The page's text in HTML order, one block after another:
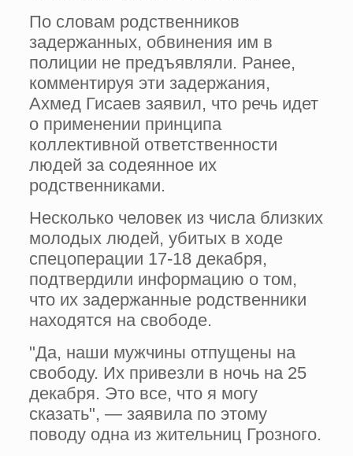
По словам родственников
задержанных, обвинения им в
полиции не предъявляли. Ранее,
комментируя эти задержания,
Ахмед Гисаев заявил, что речь идет
о применении принципа
коллективной ответственности
людей за содеянное их
родственниками.
Несколько человек из числа близких
молодых людей, убитых в ходе
спецоперации 17-18 декабря,
подтвердили информацию о том,
что их задержанные родственники
находятся на свободе.
"Да, наши мужчины отпущены на
свободу. Их привезли в ночь на 25
декабря. Это все, что я могу
сказать", — заявила по этому
поводу одна из жительниц Грозного.